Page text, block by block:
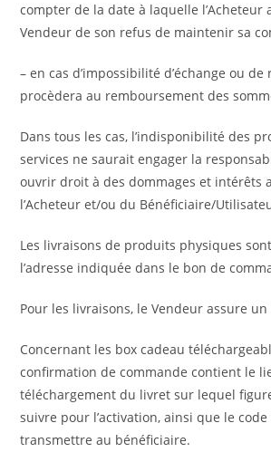
compter de la date à laquelle l’Acheteur
Vendeur de son refus de maintenir sa
– en cas d’impossibilité d’échange ou
procèdera au remboursement des
Dans tous les cas, l’indisponibilité des
services ne saurait engager la
ouvrir droit à des dommages et intérêts
l’Acheteur et/ou du Bénéficiaire/
Les livraisons de produits physiques
l’adresse indiquée dans le bon de
Pour les livraisons, le Vendeur assure
Concernant les box cadeau
confirmation de commande contient le
téléchargement du livret sur lequel
suivre pour l’activation, ainsi que le code
transmettre au bénéficiaire.